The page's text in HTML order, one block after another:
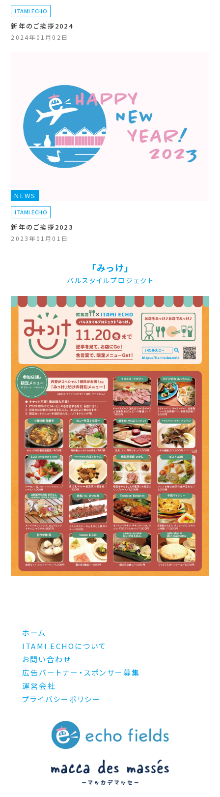
ITAMI ECHO
新年のご挨拶2024
2024年01月02日
NEWS
ITAMI ECHO
新年のご挨拶2023
2023年01月01日
「みっけ」
バルスタイルプロジェクト
ホーム
ITAMI ECHOについて
お問い合わせ
広告パートナー・スポンサー募集
運営会社
プライバシーポリシー